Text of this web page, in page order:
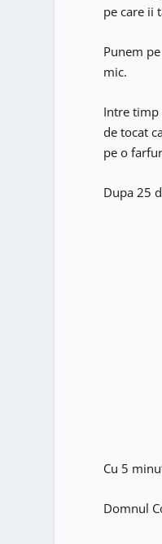
pe care ii
Punem
mic.
Intre timp
de tocat
pe o
Dupa 25
Cu 5
Domnul